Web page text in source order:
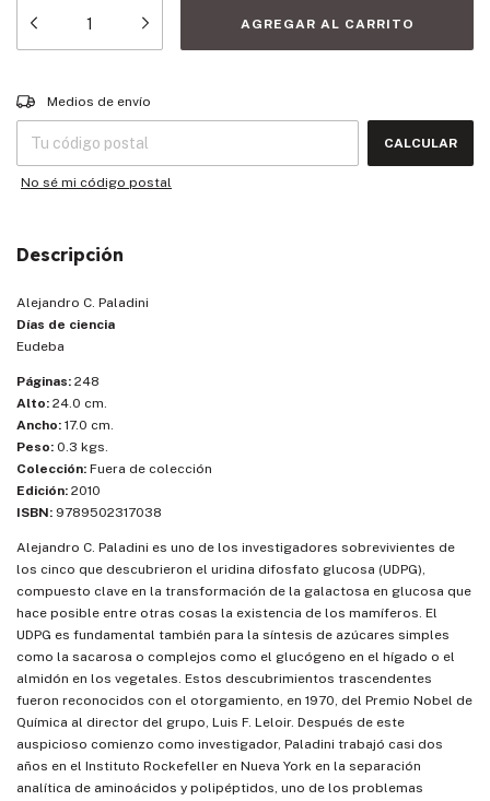
Entregas para el CP:
Medios de envío
CALCULAR
No sé mi código postal
Descripción
Alejandro C. Paladini
Días de ciencia
Eudeba
Páginas: 248
Alto: 24.0 cm.
Ancho: 17.0 cm.
Peso: 0.3 kgs.
Colección: Fuera de colección
Edición: 2010
ISBN: 9789502317038
Alejandro C. Paladini es uno de los investigadores sobrevivientes de
los cinco que descubrieron el uridina difosfato glucosa (UDPG),
compuesto clave en la transformación de la galactosa en glucosa que
hace posible entre otras cosas la existencia de los mamíferos. El
UDPG es fundamental también para la síntesis de azúcares simples
como la sacarosa o complejos como el glucógeno en el hígado o el
almidón en los vegetales. Estos descubrimientos trascendentes
fueron reconocidos con el otorgamiento, en 1970, del Premio Nobel de
Química al director del grupo, Luis F. Leloir. Después de este
auspicioso comienzo como investigador, Paladini trabajó casi dos
años en el Instituto Rockefeller en Nueva York en la separación
analítica de aminoácidos y polipéptidos, uno de los problemas